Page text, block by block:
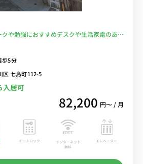
や勉強におすすめデスクや生活家電のある
Fi格安レンタル中！
5分
区 七島町112-5
入居可
82,200 円〜 / 月
オートロック
インターネット
無料
エレベーター